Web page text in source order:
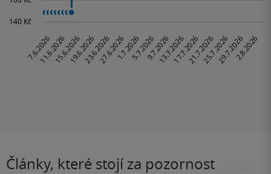
Články, které stojí za pozornost